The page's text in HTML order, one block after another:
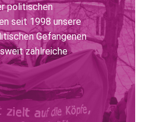
politischen
seit 1998 unsere
Gefangenen
zahlreiche